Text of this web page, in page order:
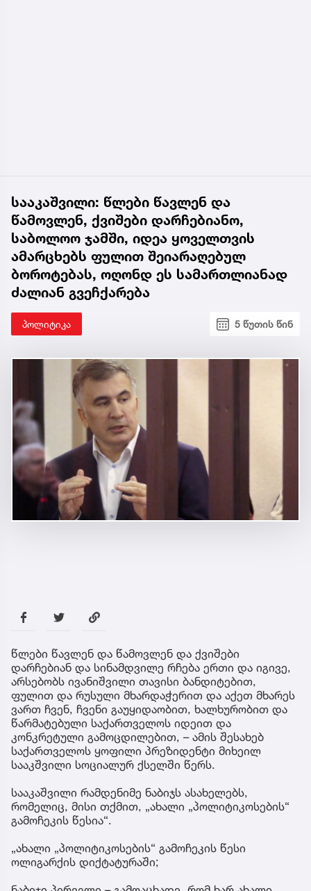
სააკაშვილი: წლები წავლენ და
წამოვლენ, ქვიშები დარჩებიანო,
საბოლოო ჯამში, იდეა ყოველთვის
ამარცხებს ფულით შეიარაღებულ
ბოროტებას, ოღონდ ეს სამართლიანად
ძალიან გვეჩქარება
პოლიტიკა 5 წუთის წინ
წლები წავლენ და წამოვლენ და ქვიშები
დარჩებიან და სინამდვილე რჩება ერთი და იგივე,
არსებობს ივანიშვილი თავისი ბანდიტებით,
ფულით და რუსული მხარდაჭერით და აქეთ მხარეს
ვართ ჩვენ, ჩვენი გაუყიდაობით, ხალხურობით და
წარმატებული საქართველოს იდეით და
კონკრეტული გამოცდილებით, – ამის შესახებ
საქართველოს ყოფილი პრეზიდენტი მიხეილ
სააკშვილი სოციალურ ქსელში წერს.
სააკაშვილი რამდენიმე ნაბიჯს ასახელებს,
რომელიც, მისი თქმით, „ახალი „პოლიტიკოსების“
გამოჩეკის წესია“.
„ახალი „პოლიტიკოსების“ გამოჩეკის წესი
ოლიგარქის დიქტატურაში;